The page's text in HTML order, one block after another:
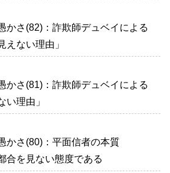
かさ(82)：詐欺師デュベイによる
えない理由」
かさ(81)：詐欺師デュベイによる
い理由」
かさ(80)：平面信者の本質
合を見ない態度である